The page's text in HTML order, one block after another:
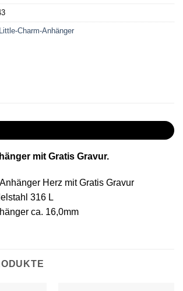
Charm-Anhänger
mit Gratis Gravur.
Herz mit Gratis Gravur
316 L
ca. 16,0mm